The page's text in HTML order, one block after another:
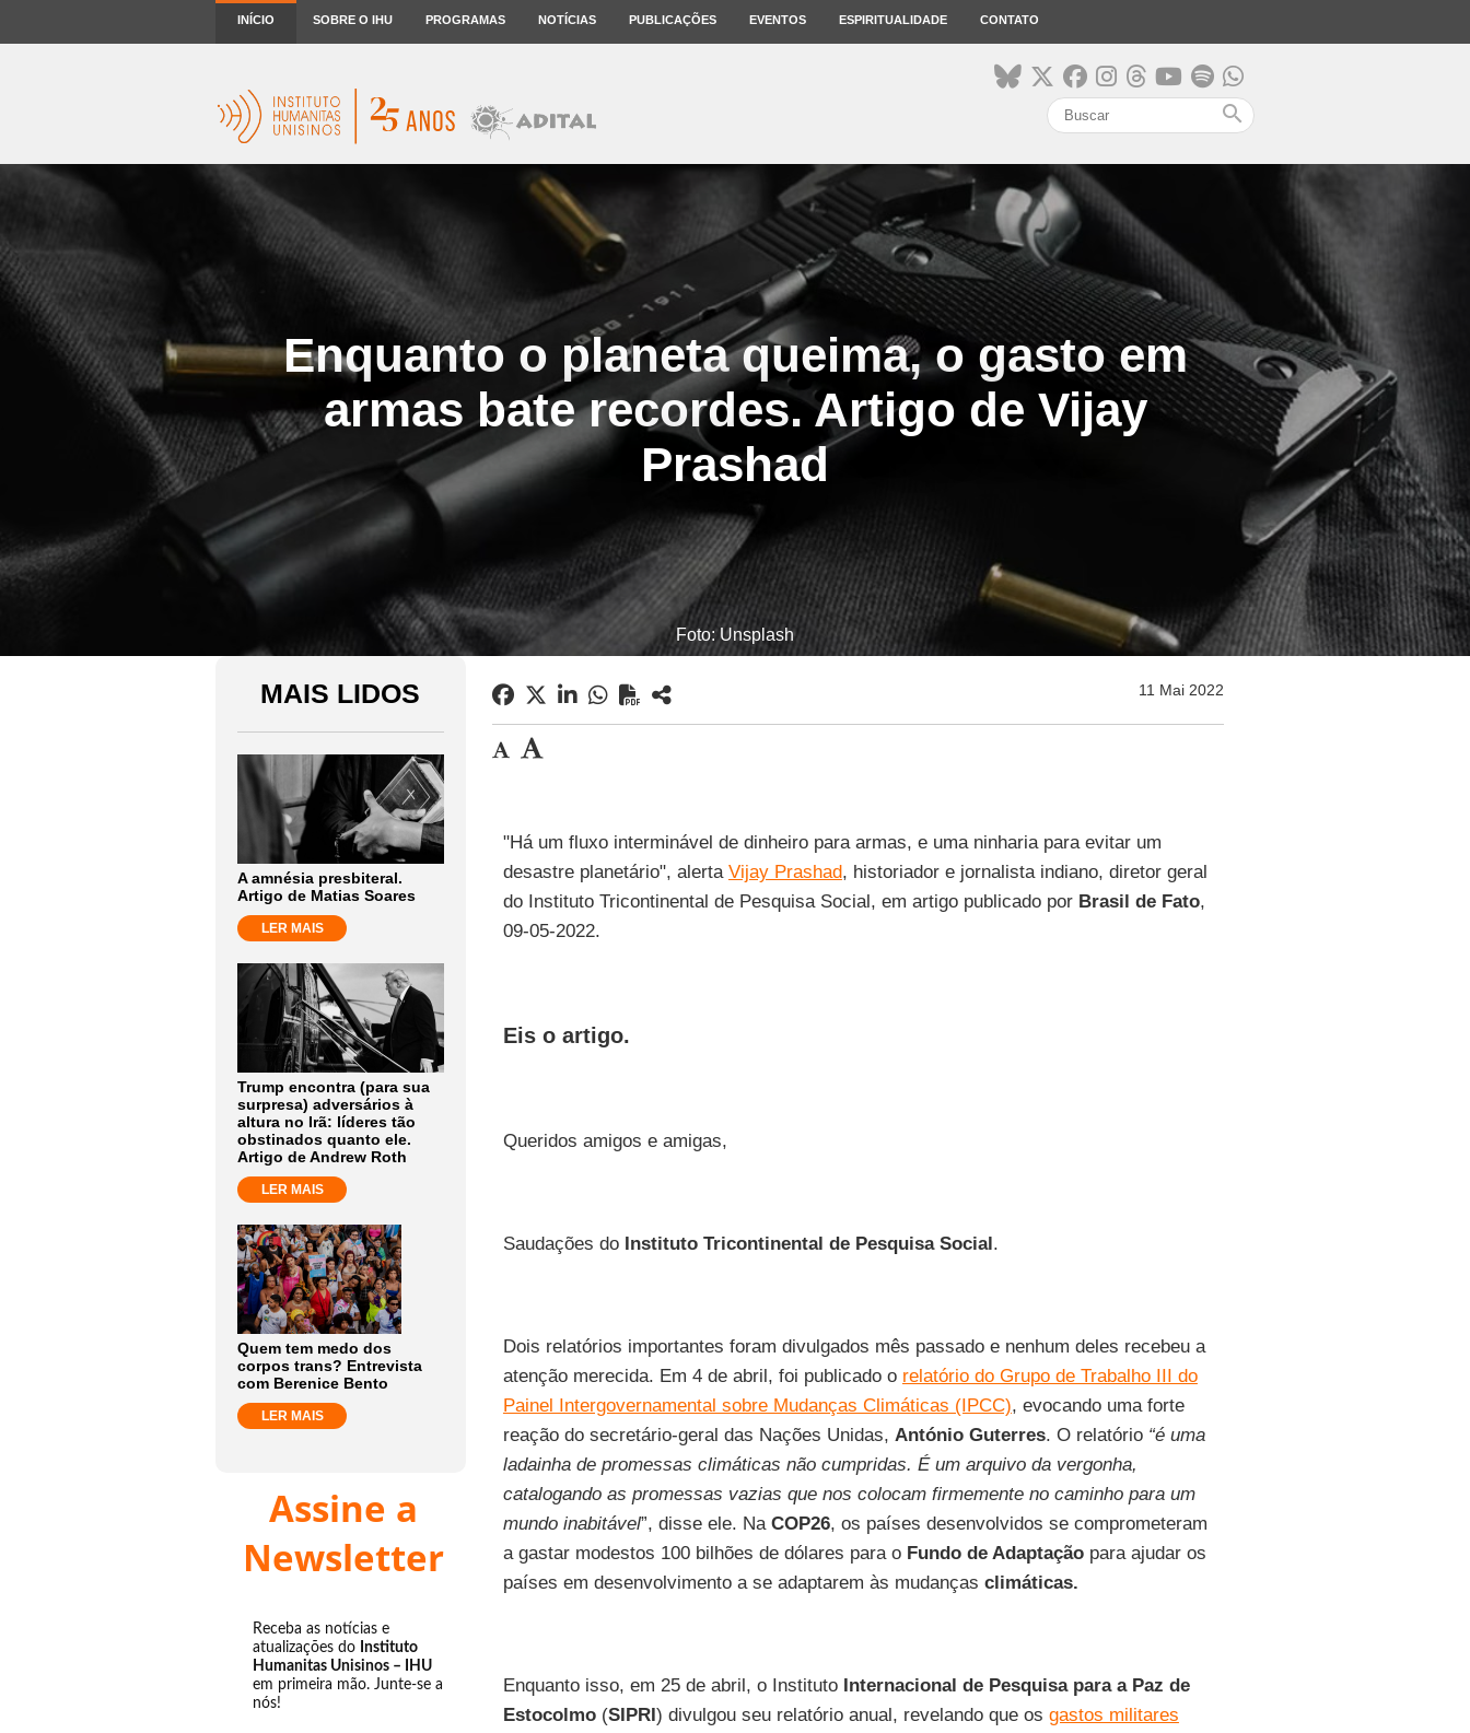
INÍCIO SOBRE O IHU PROGRAMAS NOTÍCIAS PUBLICAÇÕES EVENTOS ESPIRITUALIDADE CONTATO
search
Enquanto o planeta queima, o gasto em
armas bate recordes. Artigo de Vijay
Prashad
Foto: Unsplash
MAIS LIDOS
A amnésia presbiteral.
Artigo de Matias Soares
LER MAIS
Trump encontra (para sua
surpresa) adversários à
altura no Irã: líderes tão
obstinados quanto ele.
Artigo de Andrew Roth
LER MAIS
Quem tem medo dos
corpos trans? Entrevista
com Berenice Bento
LER MAIS
Assine a
Newsletter
Receba as notícias e
atualizações do Instituto
Humanitas Unisinos – IHU
em primeira mão. Junte-se a
nós!
11 Mai 2022
"Há um fluxo interminável de dinheiro para armas, e uma ninharia para evitar um
desastre planetário", alerta Vijay Prashad, historiador e jornalista indiano, diretor geral
do Instituto Tricontinental de Pesquisa Social, em artigo publicado por Brasil de Fato,
09-05-2022.
Eis o artigo.
Queridos amigos e amigas,
Saudações do Instituto Tricontinental de Pesquisa Social.
Dois relatórios importantes foram divulgados mês passado e nenhum deles recebeu a
atenção merecida. Em 4 de abril, foi publicado o relatório do Grupo de Trabalho III do
Painel Intergovernamental sobre Mudanças Climáticas (IPCC), evocando uma forte
reação do secretário-geral das Nações Unidas, António Guterres. O relatório “é uma
ladainha de promessas climáticas não cumpridas. É um arquivo da vergonha,
catalogando as promessas vazias que nos colocam firmemente no caminho para um
mundo inabitável”, disse ele. Na COP26, os países desenvolvidos se comprometeram
a gastar modestos 100 bilhões de dólares para o Fundo de Adaptaçãopara ajudar os
países em desenvolvimento a se adaptarem às mudanças climáticas.
Enquanto isso, em 25 de abril, o InstitutoInternacional de Pesquisa para a Paz de
Estocolmo(SIPRI) divulgou seu relatório anual, revelando que os gastos militares